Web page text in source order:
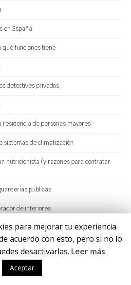
en España
qué funciones tiene
detectives privados
residencia de personas mayores
sistemas de climatización
nutricionista (y razones para contratar
públicas
de interiores
de personal
para mejorar tu experiencia.
acuerdo con esto, pero si no lo
desactivarlas. Leer más
Aceptar